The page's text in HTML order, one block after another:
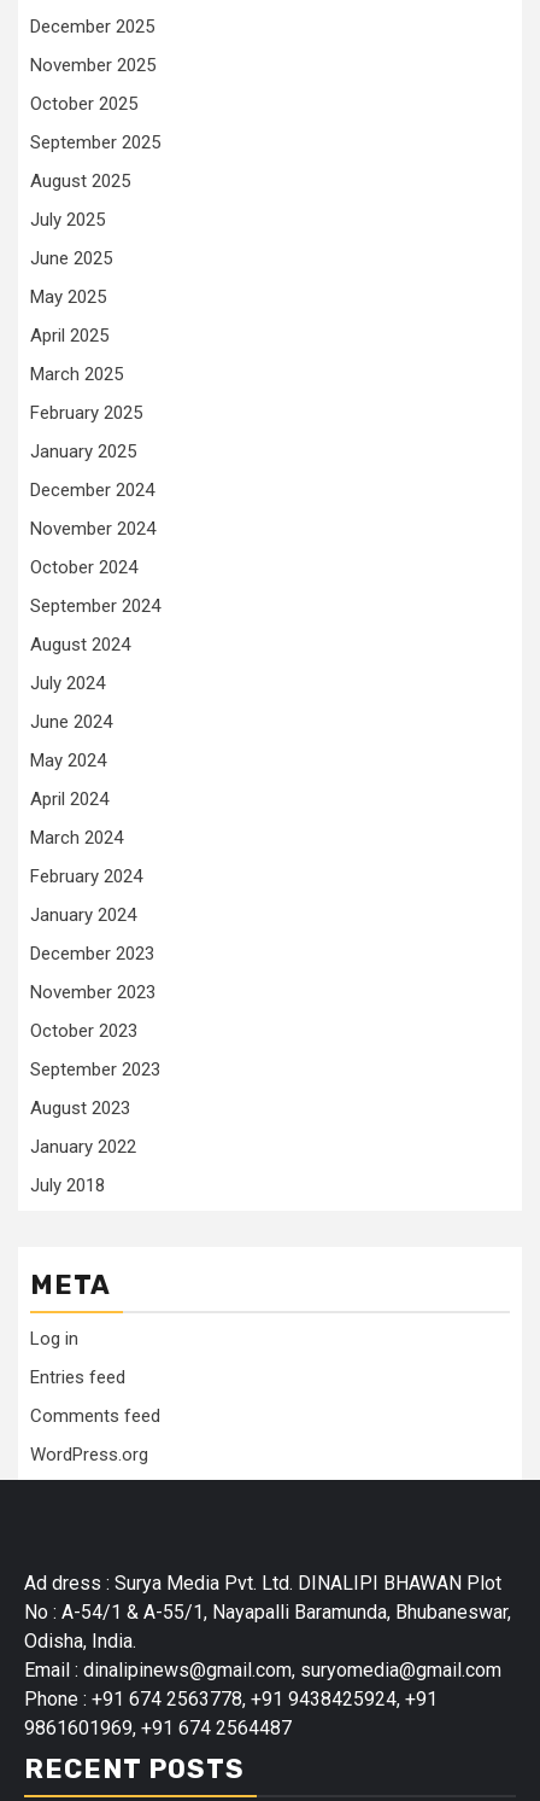
December 2025
November 2025
October 2025
September 2025
August 2025
July 2025
June 2025
May 2025
April 2025
March 2025
February 2025
January 2025
December 2024
November 2024
October 2024
September 2024
August 2024
July 2024
June 2024
May 2024
April 2024
March 2024
February 2024
January 2024
December 2023
November 2023
October 2023
September 2023
August 2023
January 2022
July 2018
META
Log in
Entries feed
Comments feed
WordPress.org
Ad dress : Surya Media Pvt. Ltd. DINALIPI BHAWAN Plot
No : A-54/1 & A-55/1, Nayapalli Baramunda, Bhubaneswar,
Odisha, India.
Email : dinalipinews@gmail.com, suryomedia@gmail.com
Phone : +91 674 2563778, +91 9438425924, +91
9861601969, +91 674 2564487
RECENT POSTS